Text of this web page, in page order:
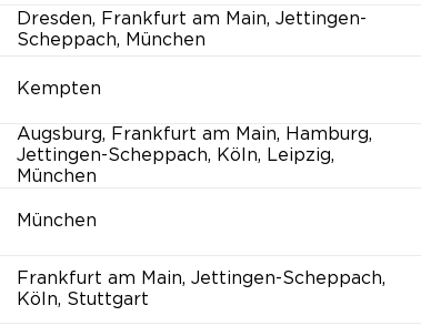
Dresden, Frankfurt am Main, Jettingen-
Scheppach, München
Kempten
Augsburg, Frankfurt am Main, Hamburg,
Jettingen-Scheppach, Köln, Leipzig,
München
München
Frankfurt am Main, Jettingen-Scheppach,
Köln, Stuttgart